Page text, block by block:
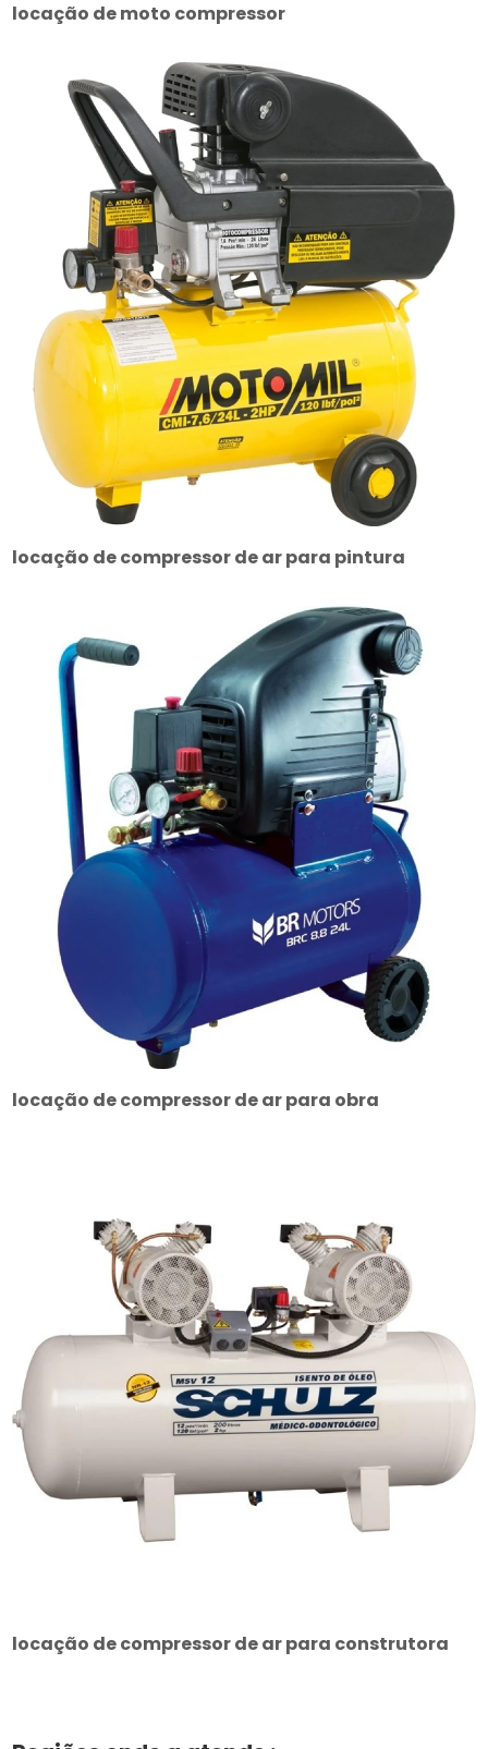
locação de moto compressor
locação de compressor de ar para pintura
locação de compressor de ar para obra
locação de compressor de ar para construtora